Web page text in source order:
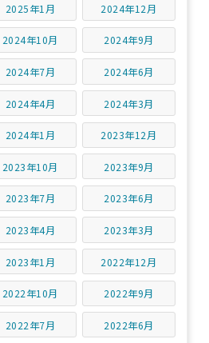
2025年1月 2024年12月
2024年10月 2024年9月
2024年7月 2024年6月
2024年4月 2024年3月
2024年1月 2023年12月
2023年10月 2023年9月
2023年7月 2023年6月
2023年4月 2023年3月
2023年1月 2022年12月
2022年10月 2022年9月
2022年7月 2022年6月